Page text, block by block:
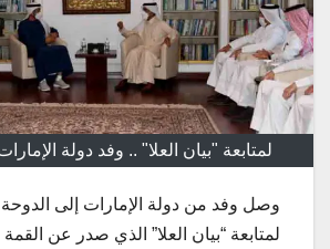
لمتابعة "بيان العلا" .. وفد دولة
وصل وفد من دولة الإمارات إلى
لمتابعة “بيان العلا” الذي صدر عن القمة